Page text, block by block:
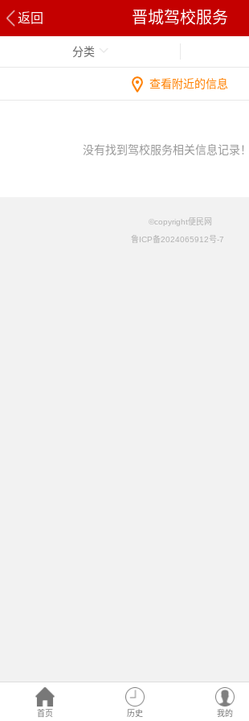
返回 晋城驾校服务
首页 历史 我的
分类
查看附近的信息
没有找到驾校服务相关信息记录！
©copyright便民网
鲁ICP备2024065912号-7